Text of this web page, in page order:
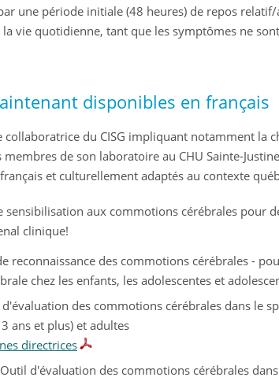
une période initiale (48 heures) de repos
la vie quotidienne, tant que les symptômes ne
disponibles en français
collaboratrice du CISG impliquant notamment la
membres de son laboratoire au CHU Sainte-
et culturellement adaptés au contexte
sensibilisation aux commotions cérébrales pour
clinique!
reconnaissance des commotions cérébrales -
chez les enfants, les adolescentes et
des commotions cérébrales dans le
ans et plus) et adultes
directrices
d'évaluation des commotions cérébrales